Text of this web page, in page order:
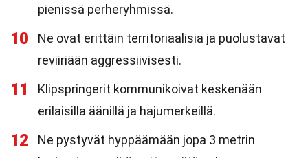
pienissä perheryhmissä.
10
Ne ovat erittäin territoriaalisia ja puolustavat
reviiriään aggressiivisesti.
11
Klipspringerit kommunikoivat keskenään
erilaisilla äänillä ja hajumerkeillä.
12
Ne pystyvät hyppäämään jopa 3 metrin